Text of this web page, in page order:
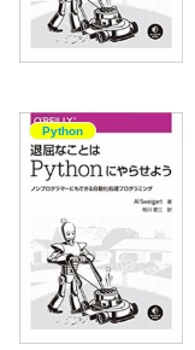
Python